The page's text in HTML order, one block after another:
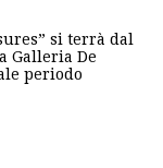
si terrà dal
Galleria De
periodo